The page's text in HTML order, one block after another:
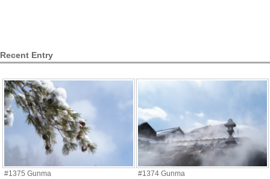
Recent Entry
#1375 Gunma #1374 Gunma